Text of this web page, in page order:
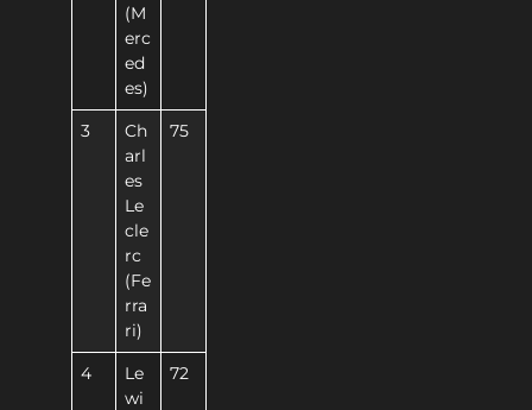
(M
erc
ed
es)
3
Ch
arl
es
Le
cle
rc
(Fe
rra
ri)
75
4
Le
wi
72